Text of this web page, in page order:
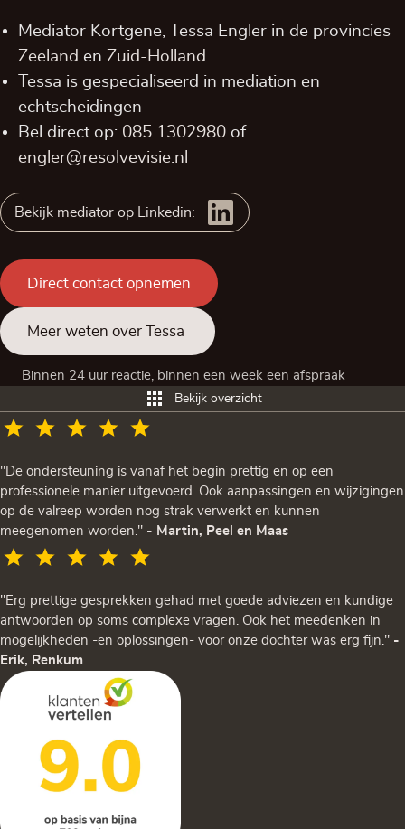
Mediator Kortgene, Tessa Engler in de provincies
Zeeland en Zuid-Holland
Tessa is gespecialiseerd in mediation en
echtscheidingen
Bel direct op: 085 1302980 of
engler@resolvevisie.nl
Bekijk mediator op Linkedin:
Direct contact opnemen
Meer weten over Tessa
Binnen 24 uur reactie, binnen een week een afspraak
Bekijk overzicht
"De ondersteuning is vanaf het begin prettig en op een
professionele manier uitgevoerd. Ook aanpassingen en wijzigingen
op de valreep worden nog strak verwerkt en kunnen
meegenomen worden." - Martin, Peel en Maas
"Erg prettige gesprekken gehad met goede adviezen en kundige
antwoorden op soms complexe vragen. Ook het meedenken in
mogelijkheden -en oplossingen- voor onze dochter was erg fijn." -
Erik, Renkum